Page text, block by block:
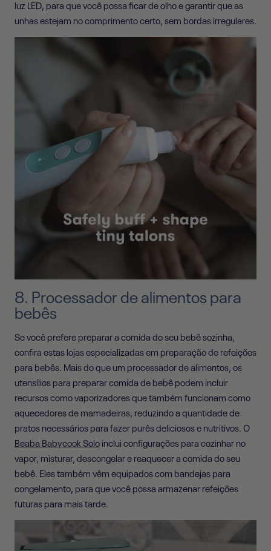
luz LED, para que você possa ficar de olho e garantir que as
unhas estejam no comprimento certo, sem bordas irregulares.
8. Processador de alimentos para
bebês
Se você prefere preparar a comida do seu bebê sozinha,
confira estas lojas especializadas em preparação de refeições
para bebês. Mais do que um processador de alimentos, os
utensílios para preparar comida de bebê podem incluir
recursos como vaporizadores que também funcionam como
aquecedores de mamadeiras, reduzindo a quantidade de
pratos necessários para fazer purês deliciosos e nutritivos. O
Beaba Babycook Solo inclui configurações para cozinhar no
vapor, misturar, descongelar e reaquecer a comida do seu
bebê. Eles também vêm equipados com bandejas para
congelamento, para que você possa armazenar refeições
futuras para mais tarde.